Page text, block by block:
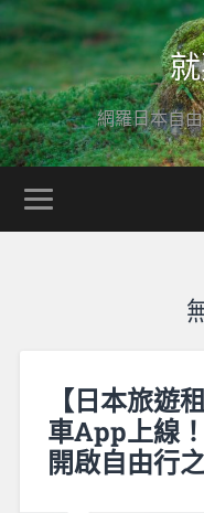
網羅日本自
【日本旅遊
車App上線
開啟自由行